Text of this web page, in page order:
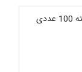
سر سوزن دندانپزشکی آوا گیج ۳۰ زرد رنگ بسته 100 عددی